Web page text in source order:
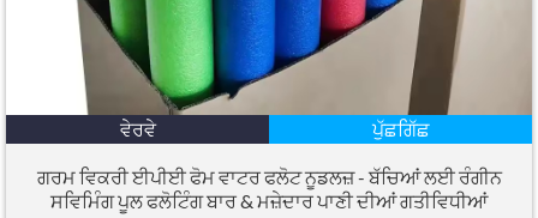
ਵੇਰਵੇ ਪੁੱਛਗਿੱਛ
ਗਰਮ ਵਿਕਰੀ ਈਪੀਈ ਫੋਮ ਵਾਟਰ ਫਲੋਟ ਨੂਡਲਜ਼ - ਬੱਚਿਆਂ ਲਈ ਰੰਗੀਨ
ਸਵਿਮਿੰਗ ਪੂਲ ਫਲੋਟਿੰਗ ਬਾਰ & ਮਜ਼ੇਦਾਰ ਪਾਣੀ ਦੀਆਂ ਗਤੀਵਿਧੀਆਂ